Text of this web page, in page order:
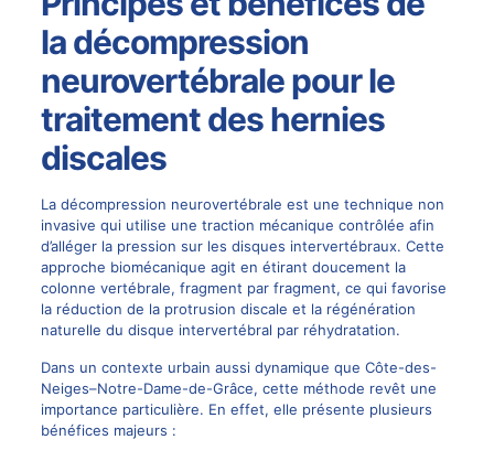
la décompression
neurovertébrale pour le
traitement des hernies
discales
La décompression neurovertébrale est une technique non
invasive qui utilise une traction mécanique contrôlée afin
d’alléger la pression sur les disques intervertébraux. Cette
approche biomécanique agit en étirant doucement la
colonne vertébrale, fragment par fragment, ce qui favorise
la réduction de la protrusion discale et la régénération
naturelle du disque intervertébral par réhydratation.
Dans un contexte urbain aussi dynamique que Côte-des-
Neiges–Notre-Dame-de-Grâce, cette méthode revêt une
importance particulière. En effet, elle présente plusieurs
bénéfices majeurs :